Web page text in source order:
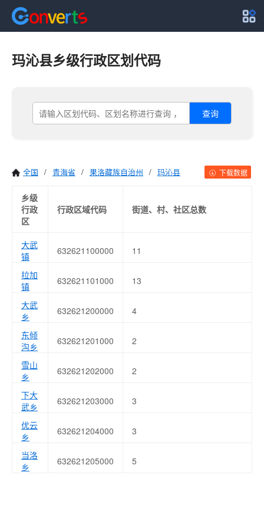
玛沁县乡级行政区划代码
查询
全国 / 青海省 / 果洛藏族自治州 / 玛沁县 下载数据
乡级
行政
区
行政区域代码 街道、村、社区总数
大武
镇
632621100000 11
拉加
镇
632621101000 13
大武
乡
632621200000 4
东倾
沟乡
632621201000 2
雪山
乡
632621202000 2
下大
武乡
632621203000 3
优云
乡
632621204000 3
当洛
乡
632621205000 5